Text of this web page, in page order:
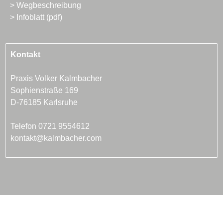
> Wegbeschreibung
> Infoblatt (pdf)
Kontakt
Praxis Volker Kalmbacher
Sophienstraße 169
D-76185 Karlsruhe
Telefon 0721 9554612
kontakt@kalmbacher.com